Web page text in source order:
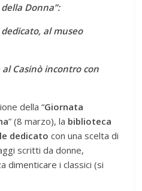
Donna”:
al museo
Casinò incontro con
della “Giornata
” (8 marzo), la biblioteca
dedicato con una scelta di
scritti da donne,
dimenticare i classici (si